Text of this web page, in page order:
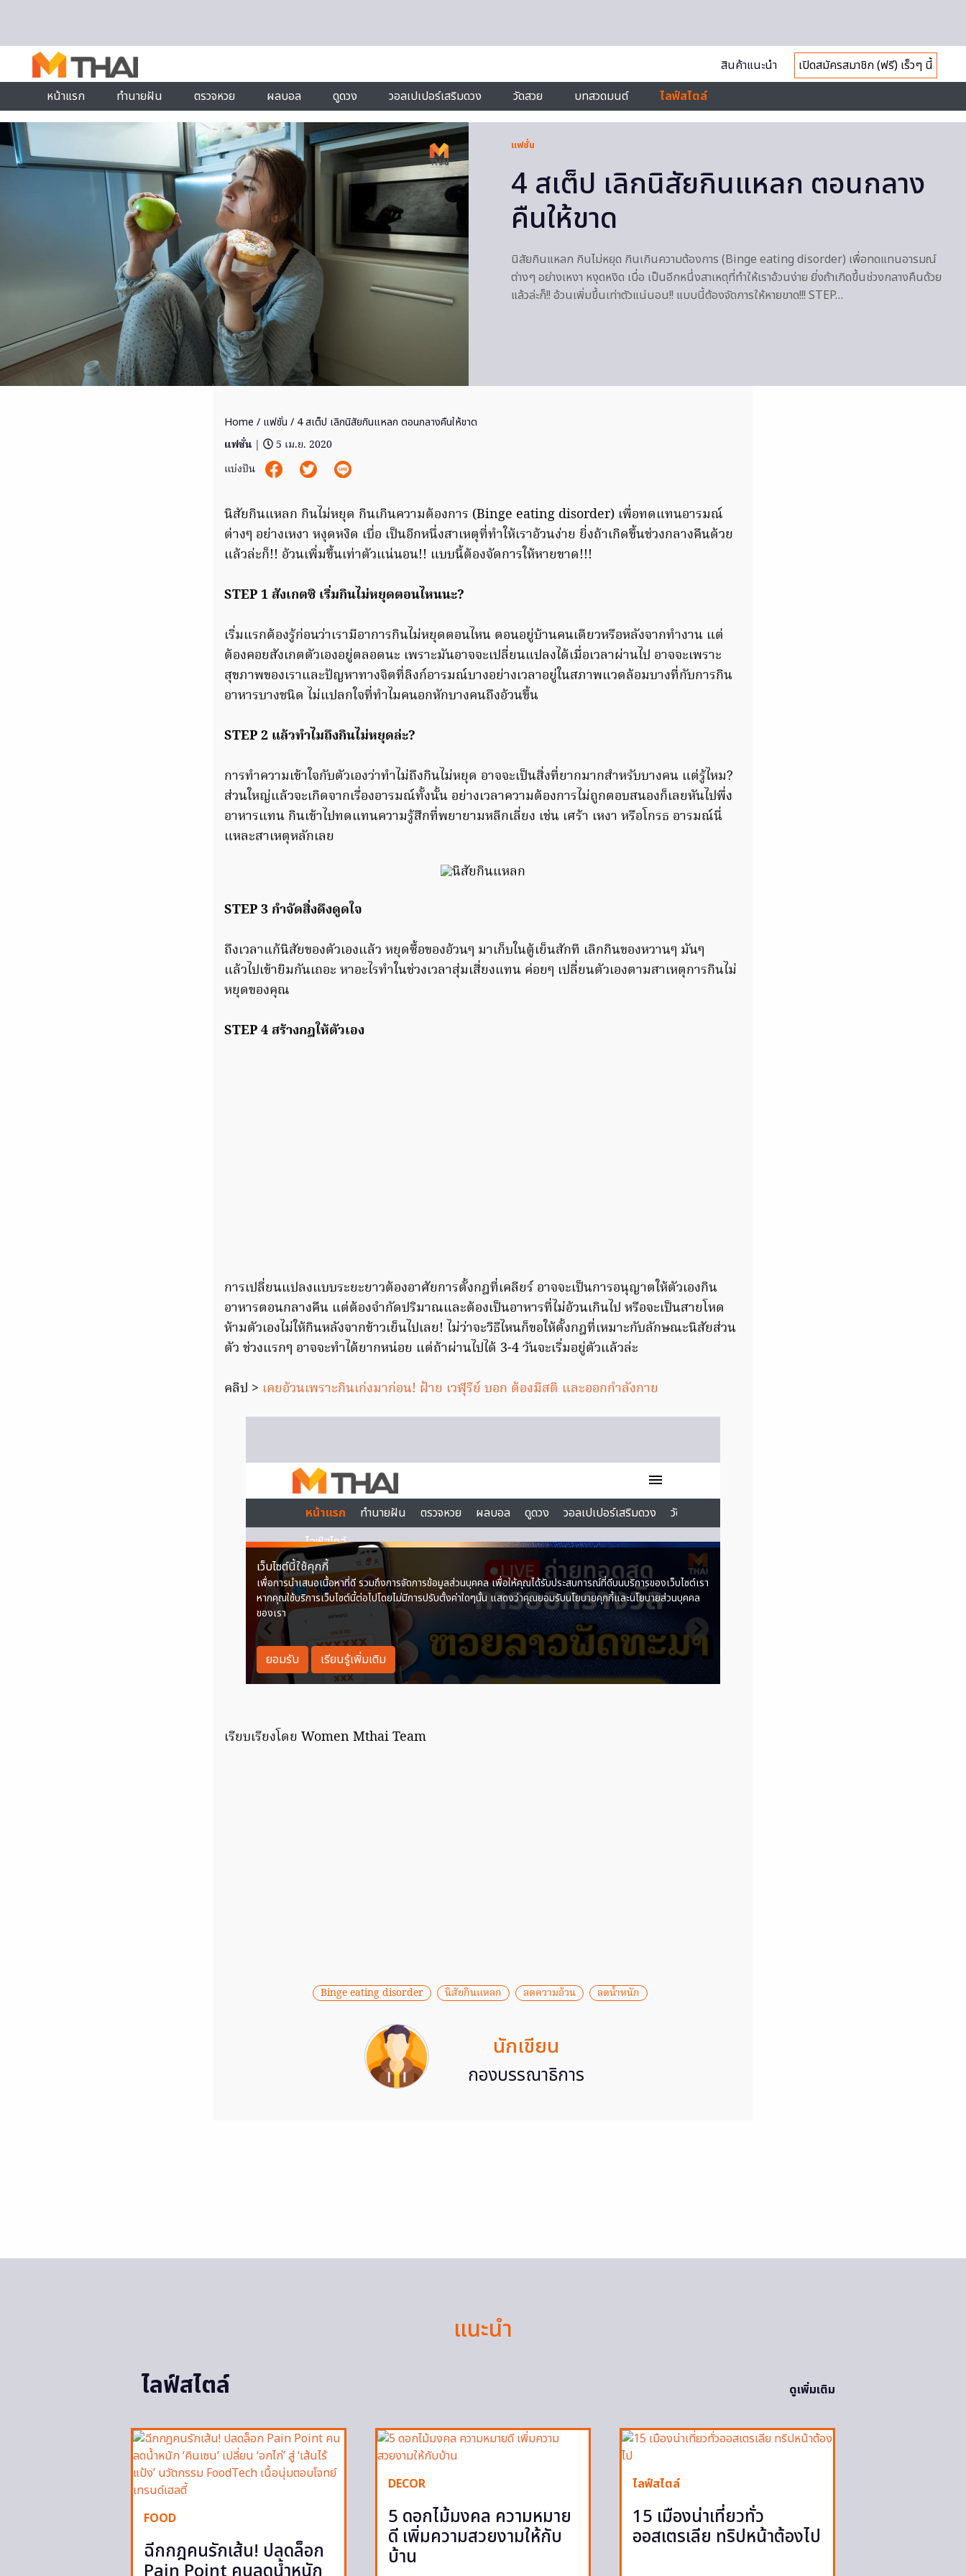
สินค้าแนะนำ
เปิดสมัครสมาชิก (ฟรี) เร็วๆ นี้
หน้าแรก
ทำนายฝัน ตรวจหวย ผลบอล ดูดวง วอลเปเปอร์เสริมดวง วัดสวย บทสวดมนต์ ไลฟ์สไตล์
แฟชั่น
4 สเต็ป เลิกนิสัยกินแหลก ตอนกลาง
คืนให้ขาด
นิสัยกินแหลก กินไม่หยุด กินเกินความต้องการ (Binge eating disorder) เพื่อทดแทนอารมณ์
ต่างๆ อย่างเหงา หงุดหงิด เบื่อ เป็นอีกหนึ่งสาเหตุที่ทำให้เราอ้วนง่าย ยิ่งถ้าเกิดขึ้นช่วงกลางคืนด้วย
แล้วล่ะก็!! อ้วนเพิ่มขึ้นเท่าตัวแน่นอน!! แบบนี้ต้องจัดการให้หายขาด!!! STEP…
Home / แฟชั่น / 4 สเต็ป เลิกนิสัยกินแหลก ตอนกลางคืนให้ขาด
แฟชั่น |
5 เม.ย. 2020
แบ่งปัน
นิสัยกินแหลก กินไม่หยุด กินเกินความต้องการ (Binge eating disorder) เพื่อทดแทนอารมณ์
ต่างๆ อย่างเหงา หงุดหงิด เบื่อ เป็นอีกหนึ่งสาเหตุที่ทำให้เราอ้วนง่าย ยิ่งถ้าเกิดขึ้นช่วงกลางคืนด้วย
แล้วล่ะก็!! อ้วนเพิ่มขึ้นเท่าตัวแน่นอน!! แบบนี้ต้องจัดการให้หายขาด!!!
STEP 1 สังเกตซิ เริ่มกินไม่หยุดตอนไหนนะ?
เริ่มแรกต้องรู้ก่อนว่าเรามีอาการกินไม่หยุดตอนไหน ตอนอยู่บ้านคนเดียวหรือหลังจากทำงาน แต่
ต้องคอยสังเกตตัวเองอยู่ตลอดนะ เพราะมันอาจจะเปลี่ยนแปลงได้เมื่อเวลาผ่านไป อาจจะเพราะ
สุขภาพของเราและปัญหาทางจิตที่ลิงก์อารมณ์บางอย่างเวลาอยู่ในสภาพแวดล้อมบางที่กับการกิน
อาหารบางชนิด ไม่แปลกใจที่ทำไมคนอกหักบางคนถึงอ้วนขึ้น
STEP 2 แล้วทำไมถึงกินไม่หยุดล่ะ?
การทำความเข้าใจกับตัวเองว่าทำไม่ถึงกินไม่หยุด อาจจะเป็นสิ่งที่ยากมากสำหรับบางคน แต่รู้ไหม?
ส่วนใหญ่แล้วจะเกิดจากเรื่องอารมณ์ทั้งนั้น อย่างเวลาความต้องการไม่ถูกตอบสนองก็เลยหันไปพึ่ง
อาหารแทน กินเข้าไปทดแทนความรู้สึกที่พยายามหลีกเลี่ยง เช่น เศร้า เหงา หรือโกรธ อารมณ์นี่
แหละสาเหตุหลักเลย
STEP 3 กำจัดสิ่งดึงดูดใจ
ถึงเวลาแก้นิสัยของตัวเองแล้ว หยุดซื้อของอ้วนๆ มาเก็บในตู้เย็นสักที เลิกกินของหวานๆ มันๆ
แล้วไปเข้ายิมกันเถอะ หาอะไรทำในช่วงเวลาสุ่มเสี่ยงแทน ค่อยๆ เปลี่ยนตัวเองตามสาเหตุการกินไม่
หยุดของคุณ
STEP 4 สร้างกฎให้ตัวเอง
การเปลี่ยนแปลงแบบระยะยาวต้องอาศัยการตั้งกฎที่เคลียร์ อาจจะเป็นการอนุญาตให้ตัวเองกิน
อาหารตอนกลางคืน แต่ต้องจำกัดปริมาณและต้องเป็นอาหารที่ไม่อ้วนเกินไป หรือจะเป็นสายโหด
ห้ามตัวเองไม่ให้กินหลังจากข้าวเย็นไปเลย! ไม่ว่าจะวิธีไหนก็ขอให้ตั้งกฎที่เหมาะกับลักษณะนิสัยส่วน
ตัว ช่วงแรกๆ อาจจะทำได้ยากหน่อย แต่ถ้าผ่านไปได้ 3-4 วันจะเริ่มอยู่ตัวแล้วล่ะ
คลิป > เคยอ้วนเพราะกินเก่งมาก่อน! ฝ้าย เวฬุรีย์ บอก ต้องมีสติ และออกกำลังกาย
เรียบเรียงโดย Women Mthai Team
Binge eating disorder นิสัยกินแหลก ลดความอ้วน ลดน้ำหนัก
นักเขียน
กองบรรณาธิการ
แนะนำ
ไลฟ์สไตล์
ดูเพิ่มเติม
FOOD
ฉีกกฎคนรักเส้น! ปลดล็อก
DECOR
5 ดอกไม้มงคล ความหมาย
ดี เพิ่มความสวยงามให้กับ
บ้าน
ไลฟ์สไตล์
15 เมืองน่าเที่ยวทั่ว
ออสเตรเลีย ทริปหน้าต้องไป